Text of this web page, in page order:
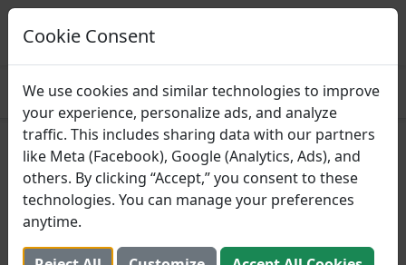
Prospre: Essensplaner
Essenspläne basierend auf Makros
Die besten proteinreichen
Käsesorten
27. Juni 2022 (Aktualisiert: 2. August 2025)
Cookie Consent
We use cookies and similar technologies to improve
your experience, personalize ads, and analyze
traffic. This includes sharing data with our partners
like Meta (Facebook), Google (Analytics, Ads), and
others. By clicking “Accept,” you consent to these
technologies. You can manage your preferences
anytime.